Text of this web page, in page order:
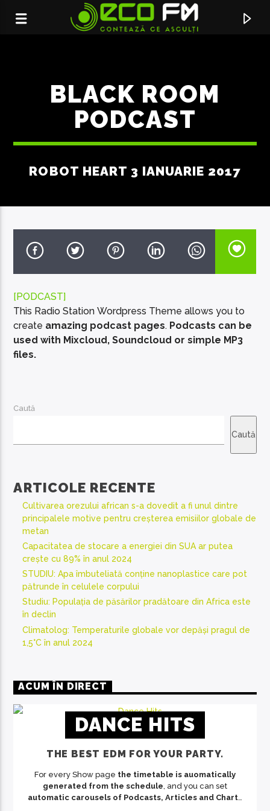
ACUM ÎN DIRECT
BOYS
LEMONIQUE
BLACK ROOM
PODCAST
ROBOT HEART 3 IANUARIE 2017
[PODCAST]
This Radio Station Wordpress Theme allows you to
create amazing podcast pages. Podcasts can be
used with Mixcloud, Soundcloud or simple MP3
files.
Caută
Caută
ARTICOLE RECENTE
Cultivarea orezului african s-a dovedit a fi unul dintre
principalele motive pentru creșterea emisiilor globale de
metan
Capacitatea de stocare a energiei din SUA ar putea
crește cu 89% în anul 2024
STUDIU: Apa îmbuteliată conține nanoplastice care pot
pătrunde în celulele corpului
Studiu: Populația de păsărilor pradătoare din Africa este
în declin
Climatolog: Temperaturile globale vor depăși pragul de
1,5°C în anul 2024
ACUM ÎN DIRECT
DANCE HITS
THE BEST EDM FOR YOUR PARTY.
For every Show page the timetable is auomatically
generated from the schedule , and you can set
automatic carousels of Podcasts, Articles and Charts